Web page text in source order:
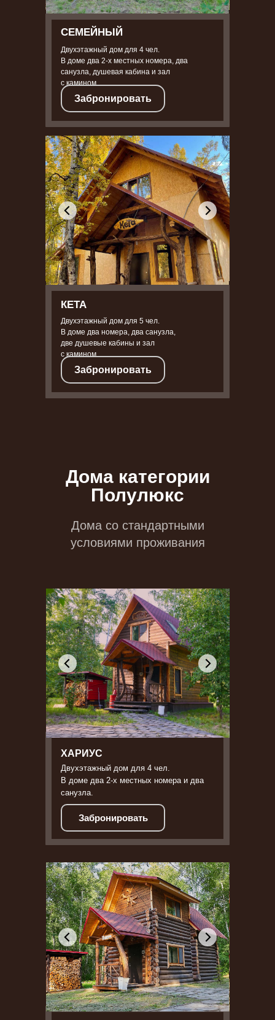
КЕТА
Двухэтажный дом для 5 чел.
В доме два номера, два санузла,
две душевые кабины и зал
с камином.
Двухэтажный дом для 4 чел.
В доме два 2-х местных номера, два
санузла, душевая кабина и зал
с камином.
Забронировать
Забронировать
СЕМЕЙНЫЙ
Двухэтажный дом для 4 чел.
В доме два 2-х местных номера и два
санузла.
ХАРИУС
Дома категории
Полулюкс
Дома со стандартными
условиями проживания
Забронировать